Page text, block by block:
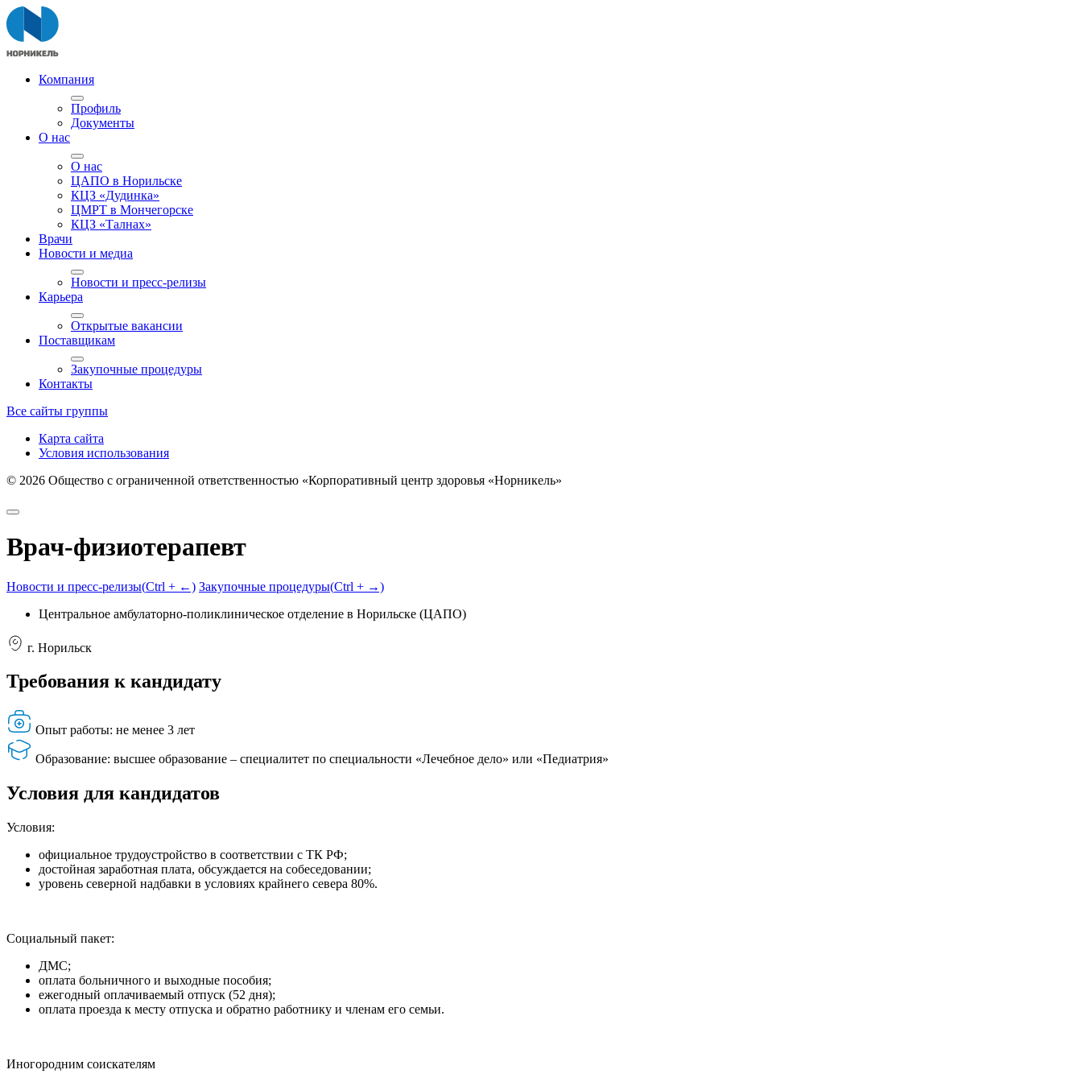
Компания
Профиль
Документы
О нас
О нас
ЦАПО в Норильске
КЦЗ «Дудинка»
ЦМРТ в Мончегорске
КЦЗ «Талнах»
Врачи
Новости и медиа
Новости и пресс-релизы
Карьера
Открытые вакансии
Поставщикам
Закупочные процедуры
Контакты
Все сайты группы
Карта сайта
Условия использования
© 2026 Общество с ограниченной ответственностью «Корпоративный центр здоровья «Норникель»
Врач-физиотерапевт
Новости и пресс-релизы(Ctrl + ←) Закупочные процедуры(Ctrl + →)
Центральное амбулаторно-поликлиническое отделение в Норильске (ЦАПО)
г. Норильск
Требования к кандидату
Опыт работы: не менее 3 лет
Образование: высшее образование – специалитет по специальности «Лечебное дело» или «Педиатрия»
Условия для кандидатов
Условия:
официальное трудоустройство в соответствии с ТК РФ;
достойная заработная плата, обсуждается на собеседовании;
уровень северной надбавки в условиях крайнего севера 80%.
Социальный пакет:
ДМС;
оплата больничного и выходные пособия;
ежегодный оплачиваемый отпуск (52 дня);
оплата проезда к месту отпуска и обратно работнику и членам его семьи.
Иногородним соискателям